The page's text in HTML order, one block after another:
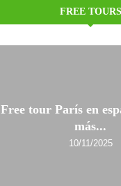
FREE TOURS
Free tour París en
más...
10/11/2025